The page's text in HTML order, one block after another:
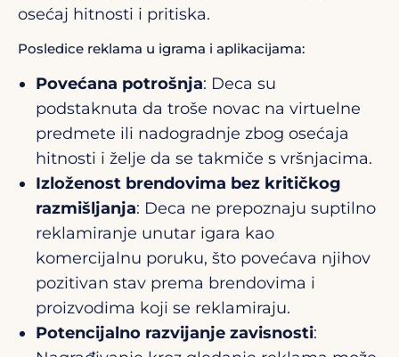
osećaj hitnosti i pritiska.
Posledice reklama u igrama i aplikacijama:
Povećana potrošnja: Deca su
podstaknuta da troše novac na virtuelne
predmete ili nadogradnje zbog osećaja
hitnosti i želje da se takmiče s vršnjacima.
Izloženost brendovima bez kritičkog
razmišljanja: Deca ne prepoznaju suptilno
reklamiranje unutar igara kao
komercijalnu poruku, što povećava njihov
pozitivan stav prema brendovima i
proizvodima koji se reklamiraju.
Potencijalno razvijanje zavisnosti: